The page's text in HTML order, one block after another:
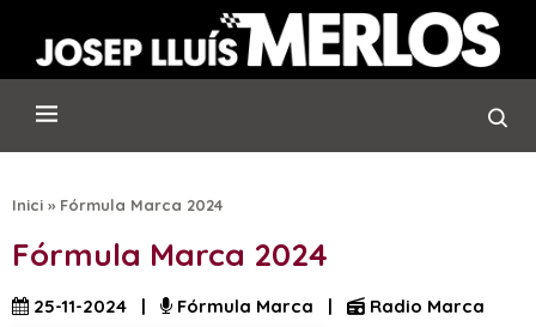
Inici » Fórmula Marca 2024
Fórmula Marca 2024
25-11-2024 | Fórmula Marca | Radio Marca